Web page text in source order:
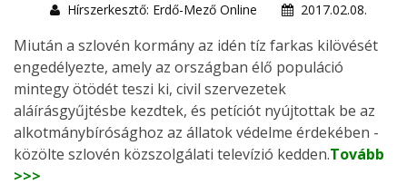
Hírszerkesztő: Erdő-Mező Online
2017.02.08.
Miután a szlovén kormány az idén tíz farkas kilövését
engedélyezte, amely az országban élő populáció
mintegy ötödét teszi ki, civil szervezetek
aláírásgyűjtésbe kezdtek, és petíciót nyújtottak be az
alkotmánybírósághoz az állatok védelme érdekében -
közölte szlovén közszolgálati televízió kedden.Tovább
>>>